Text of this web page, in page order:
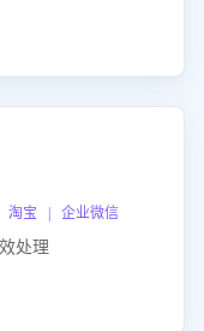
宝 | 企业微信
处理